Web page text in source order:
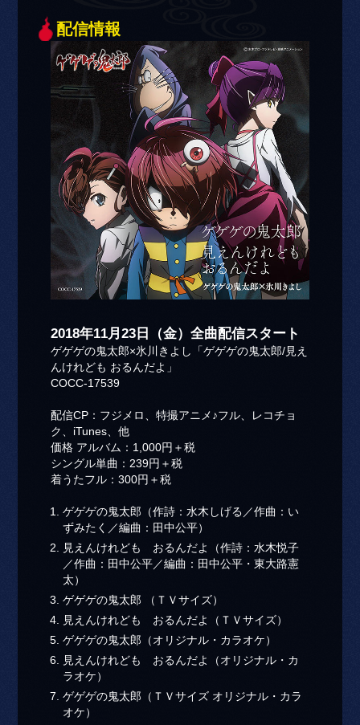
配信情報
2018年11月23日（金）全曲配信スタート
ゲゲゲの鬼太郎×氷川きよし「ゲゲゲの鬼太郎/見え
んけれども おるんだよ」
COCC-17539
配信CP：フジメロ、特撮アニメ♪フル、レコチョ
ク、iTunes、他
価格 アルバム：1,000円＋税
シングル単曲：239円＋税
着うたフル：300円＋税
ゲゲゲの鬼太郎（作詩：水木しげる／作曲：い
ずみたく／編曲：田中公平）
見えんけれども おるんだよ（作詩：水木悦子
／作曲：田中公平／編曲：田中公平・東大路憲
太）
ゲゲゲの鬼太郎 （ＴＶサイズ）
見えんけれども おるんだよ（ＴＶサイズ）
ゲゲゲの鬼太郎（オリジナル・カラオケ）
見えんけれども おるんだよ（オリジナル・カ
ラオケ）
ゲゲゲの鬼太郎（ＴＶサイズ オリジナル・カラ
オケ）